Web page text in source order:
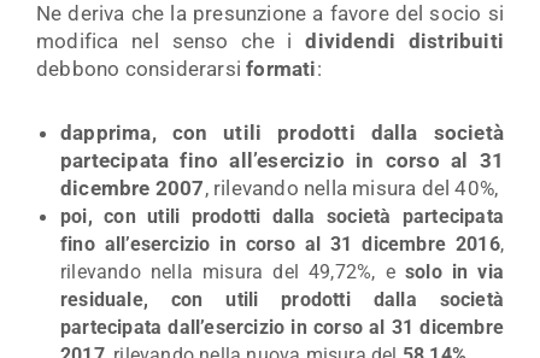
Ne deriva che la presunzione a favore del socio si
modifica nel senso che idividendi distribuiti
debbono considerarsiformati:
dapprima, con utili prodotti dalla società
partecipata fino all’esercizio in corso al 31
dicembre 2007, rilevando nella misura del 40%,
poi, con utili prodotti dalla società partecipata
fino all’esercizio in corso al 31 dicembre 2016,
rilevando nella misura del 49,72%, e solo in via
residuale, con utili prodotti dalla società
partecipata dall’esercizio in corso al 31 dicembre